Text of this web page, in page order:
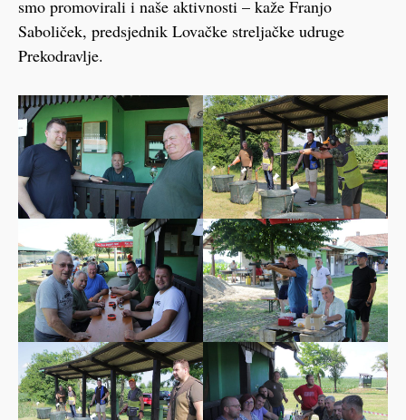
smo promovirali i naše aktivnosti – kaže Franjo
Saboliček, predsjednik Lovačke streljačke udruge
Prekodravlje.